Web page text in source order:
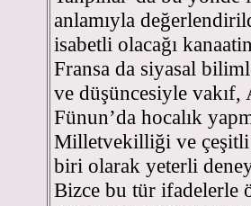
anlamıyla
isabetli olacağı
Fransa da siyasal
ve düşüncesiyle vakıf,
Fünun’da hocalık
Milletvekilliği ve çeşitli
biri olarak yeterli
Bizce bu tür ifadelerle